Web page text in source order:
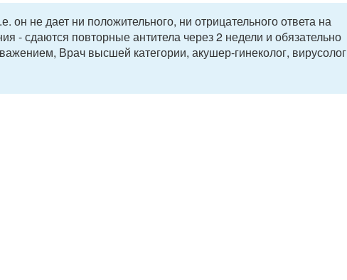
он не дает ни положительного, ни отрицательного ответа на
- сдаются повторные антитела через 2 недели и обязательно
Врач высшей категории, акушер-гинеколог, вирусолог